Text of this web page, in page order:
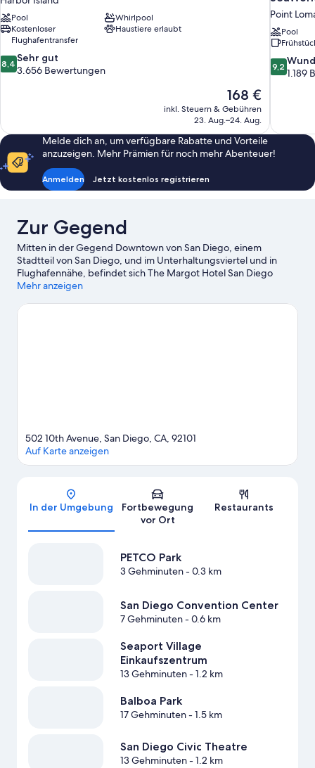
Pool
Whirlpool
Kostenloser
Flughafentransfer
Haustiere erlaubt
8.4
von
Bewertungen
8,4 Sehr gut
3.656 Bewertungen
Der
Preis
beträgt
168 €
inkl. Steuern & Gebühren
23. Aug.–24. Aug.
Point
Pool
9.2
von
9,2
1.189
Melde dich an, um verfügbare Rabatte und Vorteile
anzuzeigen. Mehr Prämien für noch mehr Abenteuer!
Anmelden Jetzt kostenlos registrieren
Zur Gegend
Mitten in der Gegend Downtown von San Diego, einem
Stadtteil von San Diego, und im Unterhaltungsviertel und in
Flughafennähe, befindet sich The Margot Hotel San Diego
Gaslamp Quarter, Outset by Hilton. U.S.S. Midway Museum und
Besucher, während Port of San Diego und Kreuzfahrtterminal B
Mehr anzeigen
Karte
502 10th Avenue, San Diego, CA, 92101
Auf Karte anzeigen
In der Umgebung
Fortbewegung
vor Ort
Restaurants
PETCO Park
3 Gehminuten- 0.3 km
San Diego Convention Center
7 Gehminuten- 0.6 km
Seaport Village
Einkaufszentrum
13 Gehminuten- 1.2 km
Balboa Park
17 Gehminuten- 1.5 km
San Diego Civic Theatre
13 Gehminuten- 1.2 km